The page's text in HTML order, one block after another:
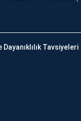
Dayanıklılık Tavsiyeleri